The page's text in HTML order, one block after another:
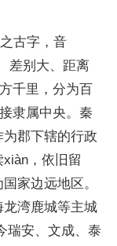
古字，音
差别大、距离
千里，分为百
隶属中央。秦
为郡下辖的行政
xiàn，依旧留
家边远地区。
龙湾鹿城等主城
瑞安、文成、泰